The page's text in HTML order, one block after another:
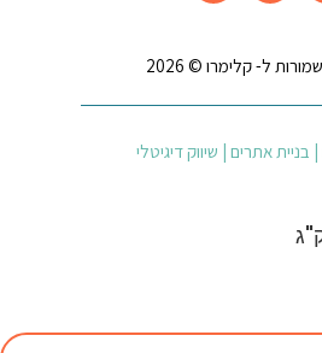
ל- קלימרו © 2026
בניית אתרים | שיווק דיגיטלי